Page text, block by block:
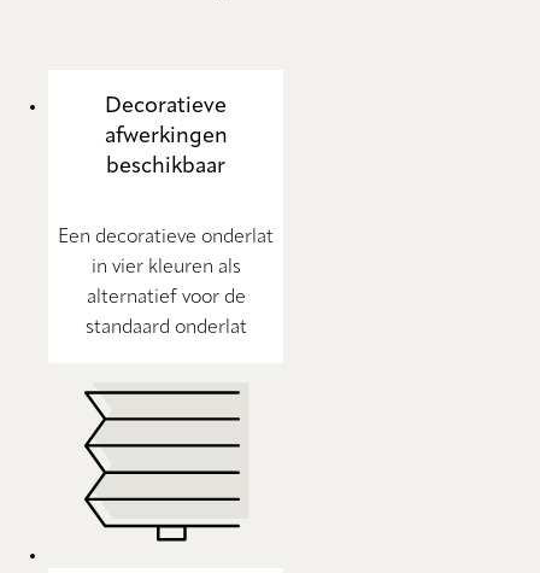
Decoratieve
afwerkingen
beschikbaar
Een decoratieve onderlat
in vier kleuren als
alternatief voor de
standaard onderlat